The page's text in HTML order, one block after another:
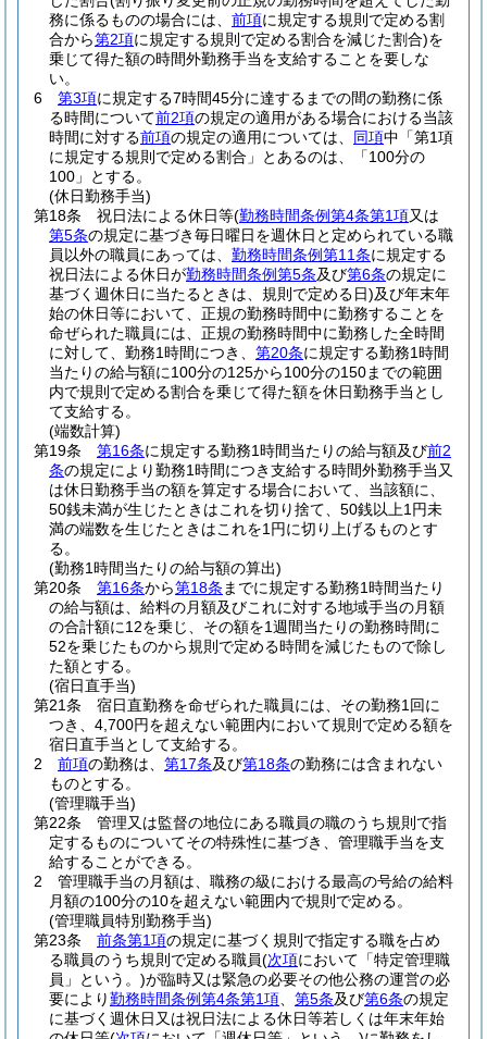
務に係るものの場合には、 前項に規定する規則で定める割
合から第2項に規定する規則で定める割合を減じた割合)を
乗じて得た額の時間外勤務手当を支給することを要しな
い。
6
第3項に規定する7時間45分に達するまでの間の勤務に係
る時間について前2項の規定の適用がある場合における当該
時間に対する前項の規定の適用については、 同項中「第1項
に規定する規則で定める割合」とあるのは、「100分の
100」とする。
(休日勤務手当)
第18条
祝日法による休日等(勤務時間条例第4条第1項又は
第5条の規定に基づき毎日曜日を週休日と定められている職
員以外の職員にあっては、 勤務時間条例第11条に規定する
祝日法による休日が勤務時間条例第5条及び第6条の規定に
基づく週休日に当たるときは、規則で定める日)及び年末年
始の休日等において、正規の勤務時間中に勤務することを
命ぜられた職員には、正規の勤務時間中に勤務した全時間
に対して、勤務1時間につき、 第20条に規定する勤務1時間
当たりの給与額に100分の125から100分の150までの範囲
内で規則で定める割合を乗じて得た額を休日勤務手当とし
て支給する。
(端数計算)
第19条
第16条に規定する勤務1時間当たりの給与額及び前2
条の規定により勤務1時間につき支給する時間外勤務手当又
は休日勤務手当の額を算定する場合において、当該額に、
50銭未満が生じたときはこれを切り捨て、50銭以上1円未
満の端数を生じたときはこれを1円に切り上げるものとす
る。
(勤務1時間当たりの給与額の算出)
第20条
第16条から第18条 までに規定する勤務1時間当たり
の給与額は、給料の月額及びこれに対する地域手当の月額
の合計額に12を乗じ、その額を1週間当たりの勤務時間に
52を乗じたものから規則で定める時間を減じたもので除し
た額とする。
(宿日直手当)
第21条
宿日直勤務を命ぜられた職員には、その勤務1回に
つき、4,700円を超えない範囲内において規則で定める額を
宿日直手当として支給する。
2
前項の勤務は、 第17条及び第18条の勤務には含まれない
ものとする。
(管理職手当)
第22条
管理又は監督の地位にある職員の職のうち規則で指
定するものについてその特殊性に基づき、管理職手当を支
給することができる。
2
管理職手当の月額は、職務の級における最高の号給の給料
月額の100分の10を超えない範囲内で規則で定める。
(管理職員特別勤務手当)
第23条
前条第1項の規定に基づく規則で指定する職を占め
る職員のうち規則で定める職員(次項において「特定管理職
員」という。)が臨時又は緊急の必要その他公務の運営の必
要により勤務時間条例第4条第1項 第5条及び第6条の規定
に基づく週休日又は祝日法による休日等若しくは年末年始